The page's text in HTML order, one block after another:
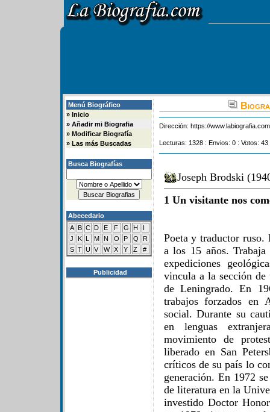
Menú Biográfico
» Inicio
» Añadir mi Biografia
» Modificar Biografía
» Las más Buscadas
Busca Biografías
Abecedario
A B C D E F G H
I
J
K L M N O P Q
R
S T U V W X Y Z #
Publicidad
Dirección: https://
Lecturas: 1328 : Envios: 0 : Votos:
Joseph Brodski
1 Un visitante nos
Poeta y traductor ruso.
a los 15 años.
expediciones
vincula a la sección
de Leningrado. En
trabajos forzados en
social. Durante su
en lenguas
movimiento de
liberado en San
críticos de su país lo
generación. En 1972
de literatura en la
investido Doctor